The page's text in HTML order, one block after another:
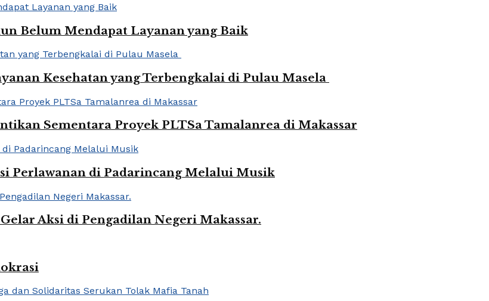
Belum Mendapat Layanan yang Baik
Kesehatan yang Terbengkalai di Pulau Masela
Sementara Proyek PLTSa Tamalanrea di Makassar
Perlawanan di Padarincang Melalui Musik
Aksi di Pengadilan Negeri Makassar.